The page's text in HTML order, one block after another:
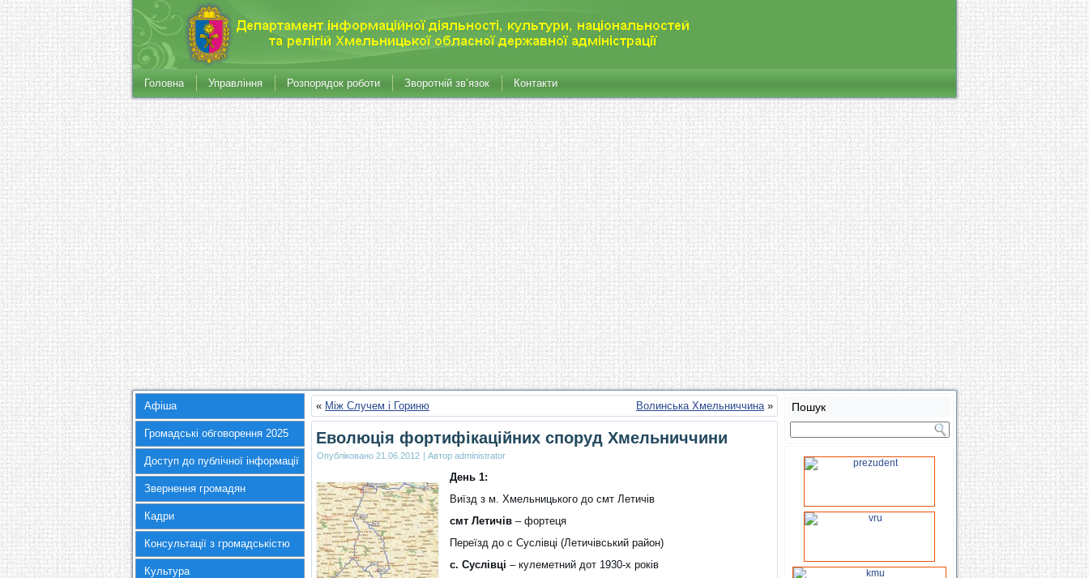
Головна Управління Розпорядок роботи Зворотній зв’язок Контакти
Афіша
Громадські обговорення 2025
Доступ до публічної інформації
Звернення громадян
Кадри
Консультації з громадськістю
Культура
« Між Случем і Гориню Волинська Хмельниччина»
Еволюція фортифікаційних споруд Хмельниччини
Опубліковано 21.06.2012 | Автор administrator
День 1:
Виїзд з м. Хмельницького до смт Летичів
смт Летичів – фортеця
Переїзд до с Суслівці (Летичівський район)
с. Суслівці – кулеметний дот 1930-х років
Пошук